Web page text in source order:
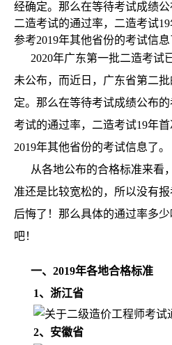
经确定。那么在等待考试成绩
二造考试的通过率，二造考试
参考2019年其他省份的考试信息
2020年广东第一批二造考试
未公布，而近日，广东省第二
定。那么在等待考试成绩公布
考试的通过率，二造考试19年
2019年其他省份的考试信息了。
从各地公布的合格标准来看
准还是比较宽松的，所以没有
后悔了！那么具体的通过率多
吧！
一、2019年各地合格标准
1、浙江省
2、安徽省